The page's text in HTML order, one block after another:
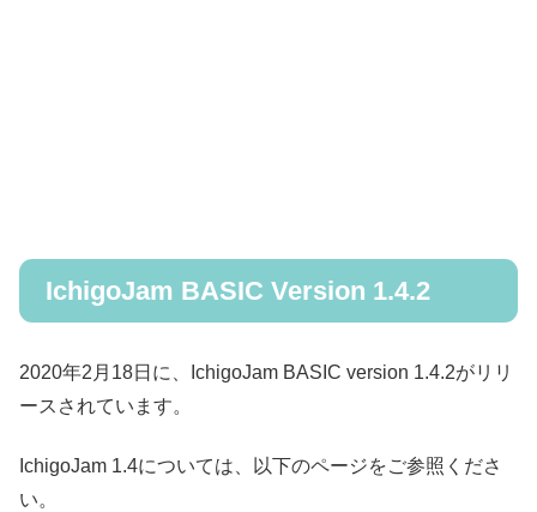
IchigoJam BASIC Version 1.4.2
2020年2月18日に、IchigoJam BASIC version 1.4.2がリリ
ースされています。
IchigoJam 1.4については、以下のページをご参照くださ
い。